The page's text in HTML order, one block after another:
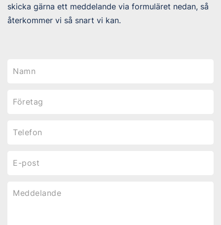
skicka gärna ett meddelande via formuläret nedan, så
återkommer vi så snart vi kan.